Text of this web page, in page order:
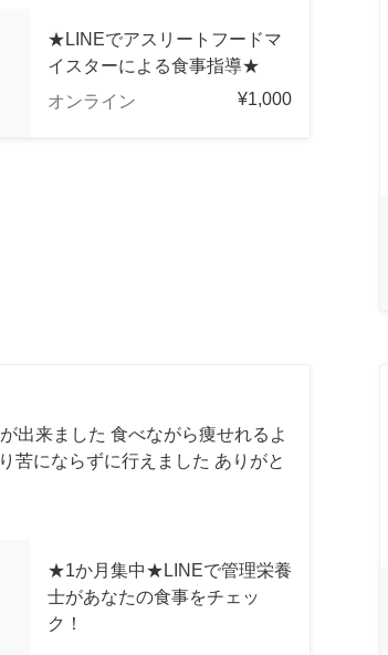
★LINEでアスリートフードマ
イスターによる食事指導★
オンライン
¥1,000
出来ました 食べながら痩せれるよ
苦にならずに行えました ありがと
★1か月集中★LINEで管理栄養
士があなたの食事をチェッ
ク！